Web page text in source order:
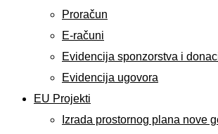
Proračun
E-računi
Evidencija sponzorstva i
Evidencija ugovora
EU Projekti
Izrada prostornog plana nove